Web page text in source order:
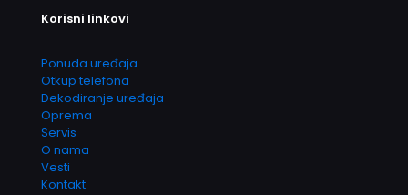
Korisni linkovi
Ponuda uređaja
Otkup telefona
Dekodiranje uređaja
Oprema
Servis
O nama
Vesti
Kontakt